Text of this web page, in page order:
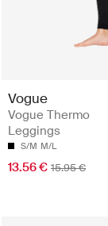
Vogue
Vogue Thermo
Leggings
S/M M/L
13.56 € 15.95 €